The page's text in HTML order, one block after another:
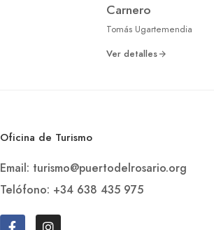
Carnero
Tomás Ugartemendia
Ver detalles
Oficina de Turismo
Email: turismo@puertodelrosario.org
Telófono: +34 638 435 975